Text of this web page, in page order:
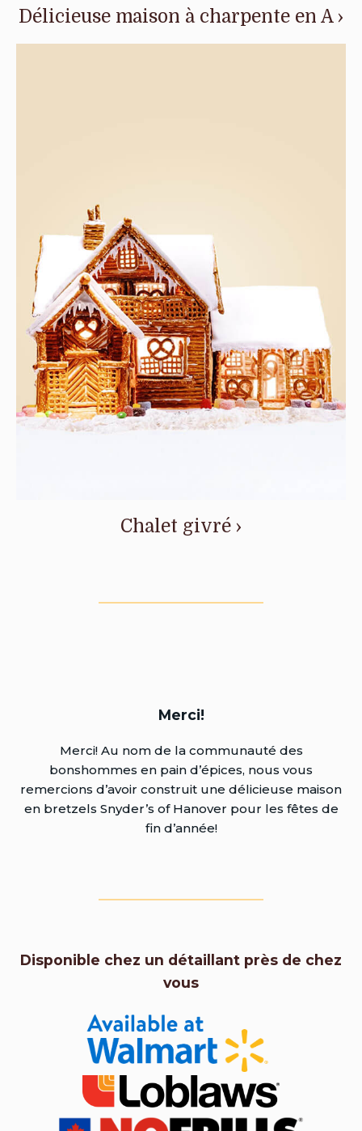
Délicieuse maison à charpente en A ›
Chalet givré ›
Merci!
Merci! Au nom de la communauté des
bonshommes en pain d’épices, nous vous
remercions d’avoir construit une délicieuse maison
en bretzels Snyder’s of Hanover pour les fêtes de
fin d’année!
Disponible chez un détaillant près de chez
vous